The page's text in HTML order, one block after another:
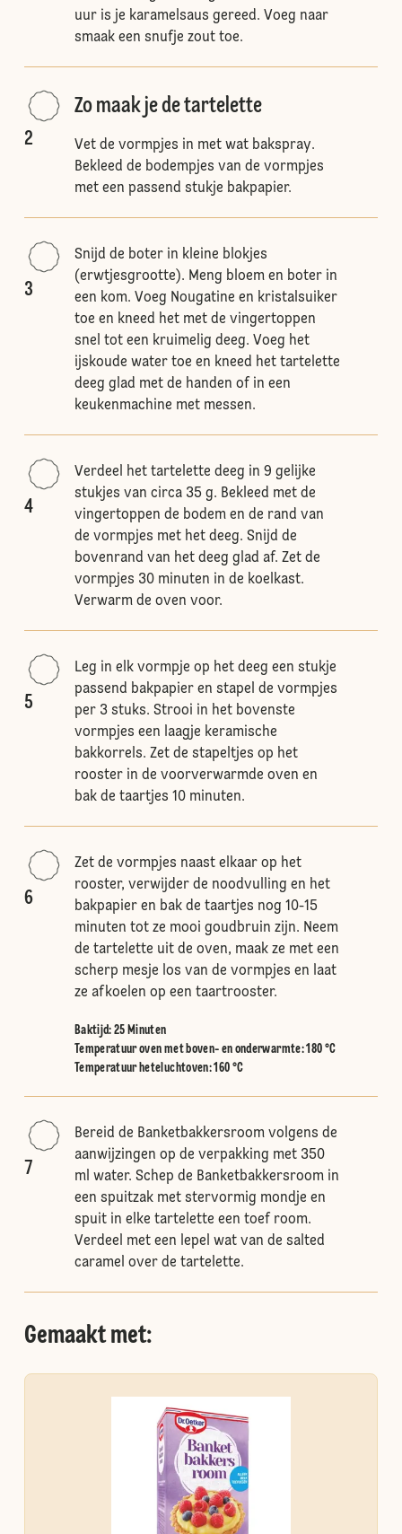
uur is je karamelsaus gereed. Voeg naar
smaak een snufje zout toe.
2
Zo maak je de tartelette
Vet de vormpjes in met wat bakspray.
Bekleed de bodempjes van de vormpjes
met een passend stukje bakpapier.
3
Snijd de boter in kleine blokjes
(erwtjesgrootte). Meng bloem en boter in
een kom. Voeg Nougatine en kristalsuiker
toe en kneed het met de vingertoppen
snel tot een kruimelig deeg. Voeg het
ijskoude water toe en kneed het tartelette
deeg glad met de handen of in een
keukenmachine met messen.
4
Verdeel het tartelette deeg in 9 gelijke
stukjes van circa 35 g. Bekleed met de
vingertoppen de bodem en de rand van
de vormpjes met het deeg. Snijd de
bovenrand van het deeg glad af. Zet de
vormpjes 30 minuten in de koelkast.
Verwarm de oven voor.
5
Leg in elk vormpje op het deeg een stukje
passend bakpapier en stapel de vormpjes
per 3 stuks. Strooi in het bovenste
vormpjes een laagje keramische
bakkorrels. Zet de stapeltjes op het
rooster in de voorverwarmde oven en
bak de taartjes 10 minuten.
6
Zet de vormpjes naast elkaar op het
rooster, verwijder de noodvulling en het
bakpapier en bak de taartjes nog 10-15
minuten tot ze mooi goudbruin zijn. Neem
de tartelette uit de oven, maak ze met een
scherp mesje los van de vormpjes en laat
ze afkoelen op een taartrooster.
Baktijd: 25 Minuten
Temperatuur oven met boven- en onderwarmte:180 °C
Temperatuur heteluchtoven:160 °C
7
Bereid de Banketbakkersroom volgens de
aanwijzingen op de verpakking met 350
ml water. Schep de Banketbakkersroom in
een spuitzak met stervormig mondje en
spuit in elke tartelette een toef room.
Verdeel met een lepel wat van de salted
caramel over de tartelette.
Gemaakt met: